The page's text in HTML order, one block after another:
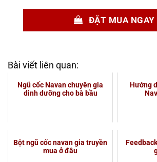
ĐẶT MUA NGAY
Bài viết liên quan:
Ngũ cốc Navan chuyên gia
dinh dưỡng cho bà bầu
Hướng
Bột ngũ cốc navan gia truyền
mua ở đâu